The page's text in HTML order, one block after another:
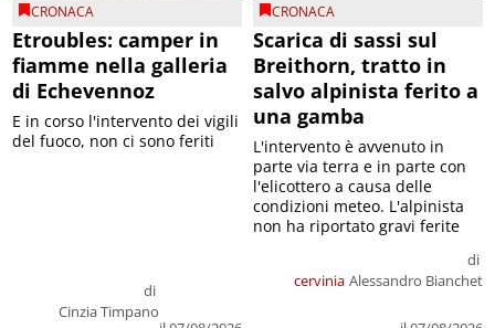
CRONACA
Etroubles: camper in
fiamme nella galleria
di Echevennoz
di
Cinzia Timpano
E in corso l'intervento dei vigili
del fuoco, non ci sono feriti
CRONACA
Scarica di sassi sul
Breithorn, tratto in
salvo alpinista ferito a
una gamba
cervinia
di
Alessandro Bianchet
L'intervento è avvenuto in
parte via terra e in parte con
l'elicottero a causa delle
condizioni meteo. L'alpinista
non ha riportato gravi ferite